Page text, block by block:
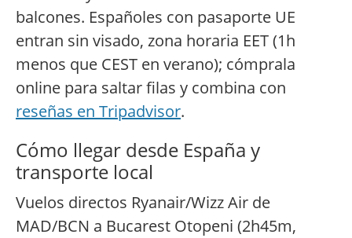
balcones. Españoles con pasaporte UE
entran sin visado, zona horaria EET (1h
menos que CEST en verano); cómprala
online para saltar filas y combina con
reseñas en Tripadvisor.
Cómo llegar desde España y
transporte local
Vuelos directos Ryanair/Wizz Air de
MAD/BCN a Bucarest Otopeni (2h45m,